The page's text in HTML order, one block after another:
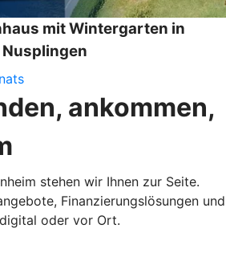
mit Wintergarten in
Nusplingen
ankommen,
stehen wir Ihnen zur Seite.
Finanzierungslösungen und
oder vor Ort.